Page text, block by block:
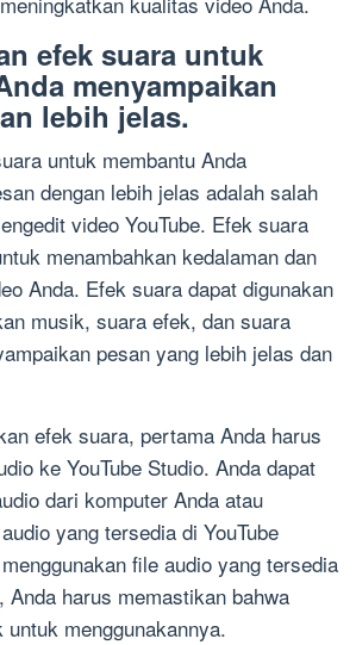
efek suara untuk
menyampaikan
lebih jelas.
untuk membantu Anda
dengan lebih jelas adalah salah
video YouTube. Efek suara
menambahkan kedalaman dan
Anda. Efek suara dapat digunakan
musik, suara efek, dan suara
pesan yang lebih jelas dan
efek suara, pertama Anda harus
ke YouTube Studio. Anda dapat
dari komputer Anda atau
yang tersedia di YouTube
file audio yang tersedia
Anda harus memastikan bahwa
menggunakannya.